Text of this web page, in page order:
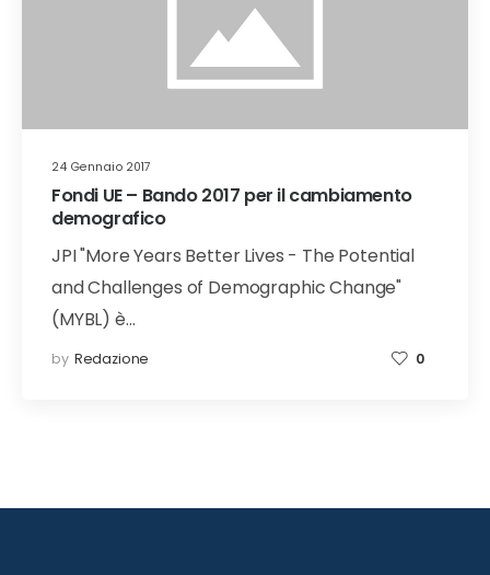
24 Gennaio 2017
Fondi UE – Bando 2017 per il cambiamento
demografico
JPI "More Years Better Lives - The Potential
and Challenges of Demographic Change"
(MYBL) è…
by Redazione 0